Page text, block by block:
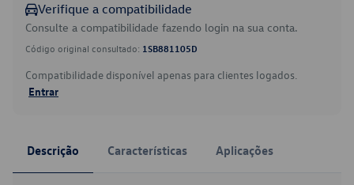
Verifique a compatibilidade
Consulte a compatibilidade fazendo login na sua conta.
Código original consultado: 1SB881105D
Compatibilidade disponível apenas para clientes logados.
Entrar
Descrição Características Aplicações